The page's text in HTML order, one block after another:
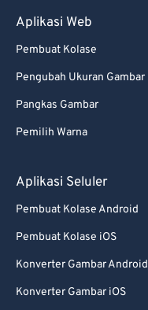
Aplikasi Web
Pembuat Kolase
Pengubah Ukuran Gambar
Pangkas Gambar
Pemilih Warna
Aplikasi Seluler
Pembuat Kolase Android
Pembuat Kolase iOS
Konverter Gambar Android
Konverter Gambar iOS